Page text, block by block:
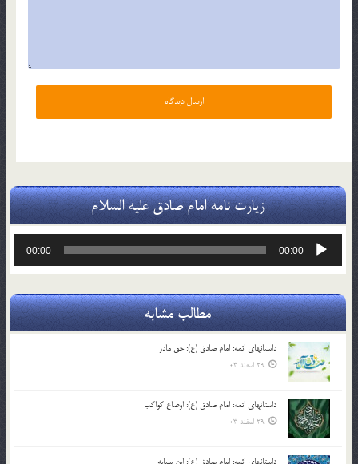
زیارت نامه امام صادق علیه السلام
پخش‌کننده
00:00
00:00
مطالب مشابه
داستانهای ائمه: امام صادق (ع): حق مادر
29 اسفند 03
داستانهای ائمه: امام صادق (ع): اوضاع کواکب
29 اسفند 03